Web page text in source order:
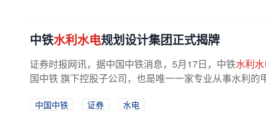
中铁水利水电规划设计集团正式揭牌
证券时报网讯，据中国中铁消息，5月17日，中铁水利
国中铁 旗下控股子公司，也是唯一一家专业从事水利
中国中铁 证券
水电